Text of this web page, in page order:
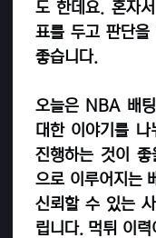
도 한데요. 혼자
표를 두고 판단을
좋습니다.
오늘은 NBA 배
대한 이야기를 나
진행하는 것이
으로 이루어지는
신뢰할 수 있는
립니다. 먹튀 이